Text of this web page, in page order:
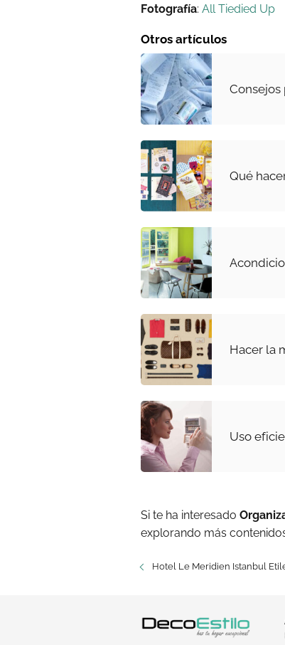
Fotografía: All Tiedied Up
Otros artículos
Consejos
Qué
Hacer la
Uso
Si te ha interesado
explorando más
Hotel Le Meridien Istanbul